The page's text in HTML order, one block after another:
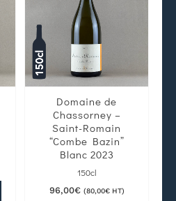
Domaine de
Chassorney –
Saint-Romain
“Combe Bazin”
Blanc 2023
150cl
96,00€ (80,00€HT)